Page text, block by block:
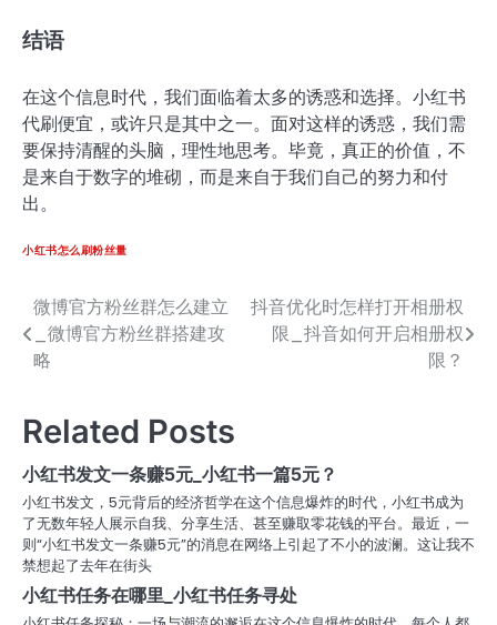
结语
在这个信息时代，我们面临着太多的诱惑和选择。小红书
代刷便宜，或许只是其中之一。面对这样的诱惑，我们需
要保持清醒的头脑，理性地思考。毕竟，真正的价值，不
是来自于数字的堆砌，而是来自于我们自己的努力和付
出。
小红书怎么刷粉丝量
文
章
航
微博官方粉丝群怎么建立
_微博官方粉丝群搭建攻
略
抖音优化时怎样打开相册权
限_抖音如何开启相册权
限？
Related Posts
小红书发文一条赚5元_小红书一篇5元？
小红书发文，5元背后的经济哲学在这个信息爆炸的时代，小红书成为
了无数年轻人展示自我、分享生活、甚至赚取零花钱的平台。最近，一
则“小红书发文一条赚5元”的消息在网络上引起了不小的波澜。这让我不
禁想起了去年在街头
小红书任务在哪里_小红书任务寻处